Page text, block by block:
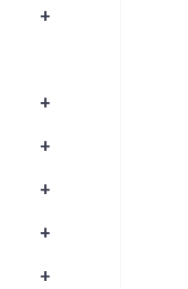
+
+
+
+
+
+